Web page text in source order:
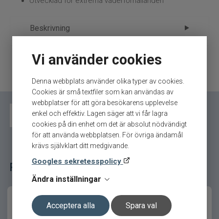
Vi använder cookies
Denna webbplats använder olika typer av cookies.
Cookies är små textfiler som kan användas av
webbplatser för att göra besökarens upplevelse
enkel och effektiv. Lagen säger att vi får lagra
cookies på din enhet om det är absolut nödvändigt
för att använda webbplatsen. För övriga ändamål
krävs självklart ditt medgivande.
Googles sekretesspolicy
Ändra inställningar
Acceptera alla Spara val
Beskrivning
Grundéns Transmit X Jacket – Byggd
Transmit X Jacket Black är utvecklad för
sportfiskare som möter de tuffaste
förhållandena på öppet vatten. Med 15K / 10K
vattentät och ventilerande konstruktion ger
jackan ett fullständigt skydd mot regn, vind och
kyla, samtidigt som fukt effektivt transporteras
Den slitstarka nylonkonstruktionen och de
säkerställer lång livslängd även i krävande
marina miljöer.
Ytterligare information
Märke
Grundéns
Tillverkare
Grundéns-Kläder
Jacka och byxa set
Relaterade fiskeredskap för ditt fiske